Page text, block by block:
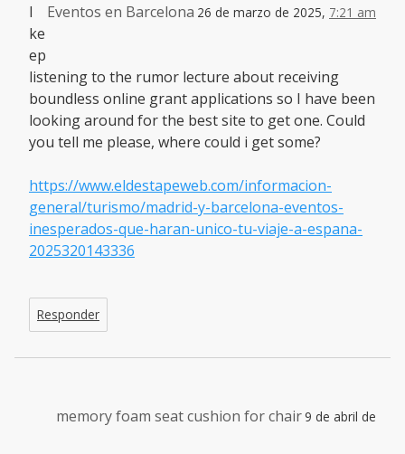
Eventos en Barcelona 26 de marzo de 2025, 7:21 am
I
ke
ep
listening to the rumor lecture about receiving
boundless online grant applications so I have been
looking around for the best site to get one. Could
you tell me please, where could i get some?
https://www.eldestapeweb.com/informacion-
general/turismo/madrid-y-barcelona-eventos-
inesperados-que-haran-unico-tu-viaje-a-espana-
2025320143336
Responder
memory foam seat cushion for chair9 de abril de